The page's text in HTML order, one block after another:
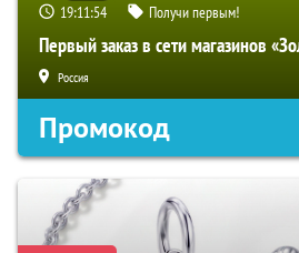
19:11:53 Получи первым!
Первый заказ в сети магазинов
Россия
Промокод